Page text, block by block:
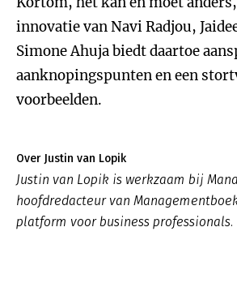
innovatie van Navi Radjou,
Simone Ahuja biedt daartoe
aanknopingspunten en een
voorbeelden.
Over Justin van Lopik
Justin van Lopik is werkzaam bij
hoofdredacteur van
platform voor business professionals.